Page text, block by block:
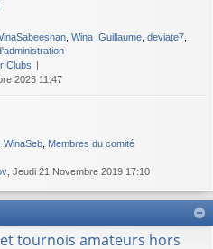
Wina_Guillaume deviate7
Clubs
2023 11:47
WinaSeb Membres du comité
, Jeudi 21 Novembre 2019 17:10
tournois amateurs hors